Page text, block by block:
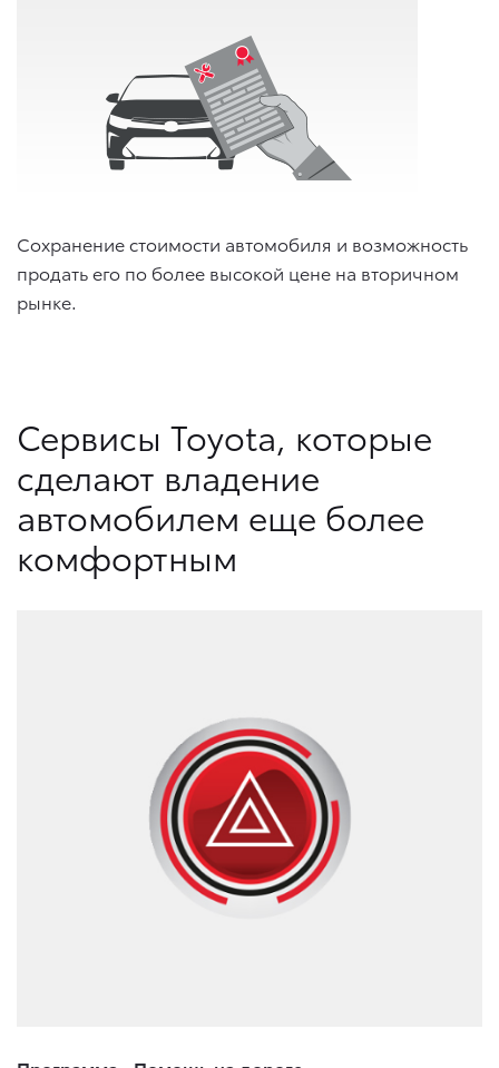
Сохранение стоимости автомобиля и возможность
продать его по более высокой цене на вторичном
рынке.
Сервисы Toyota, которые
сделают владение
автомобилем еще более
комфортным